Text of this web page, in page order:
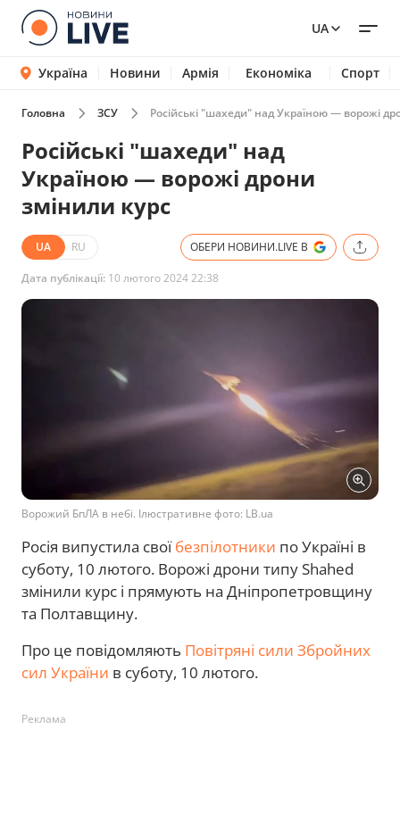
UA
Україна Новини Армія Економіка Спорт
Головна ЗСУ Російські "шахеди" над Україною — ворожі
Російські "шахеди" над
Україною — ворожі дрони
змінили курс
UA RU ОБЕРИ НОВИНИ.LIVE В
Дата публікації: 10 лютого 2024 22:38
Ворожий БпЛА в небі. Ілюстративне фото: LB.ua
Росія випустила своїбезпілотники по Україні в
суботу, 10 лютого. Ворожі дрони типу Shahed
змінили курс і прямують на Дніпропетровщину
та Полтавщину.
Про це повідомляють Повітряні сили Збройних
сил України в суботу, 10 лютого.
Реклама